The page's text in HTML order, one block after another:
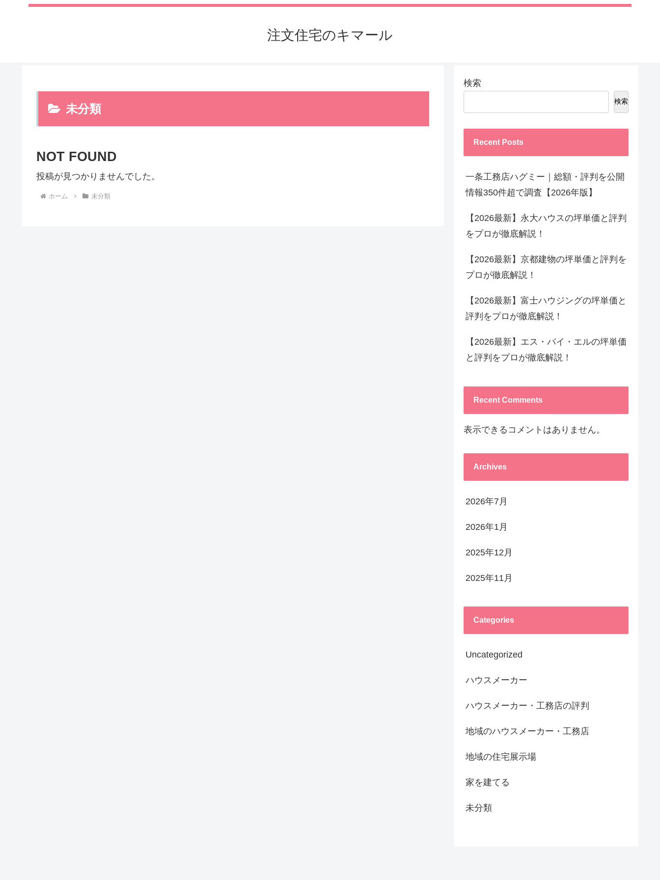
注文住宅のキマール
未分類
NOT FOUND
投稿が見つかりませんでした。
ホーム 未分類
検索
検索
Recent Posts
一条工務店ハグミー｜総額・評判を公開
情報350件超で調査【2026年版】
【2026最新】永大ハウスの坪単価と評判
をプロが徹底解説！
【2026最新】京都建物の坪単価と評判を
プロが徹底解説！
【2026最新】富士ハウジングの坪単価と
評判をプロが徹底解説！
【2026最新】エス・バイ・エルの坪単価
と評判をプロが徹底解説！
Recent Comments
表示できるコメントはありません。
Archives
2026年7月
2026年1月
2025年12月
2025年11月
Categories
Uncategorized
ハウスメーカー
ハウスメーカー・工務店の評判
地域のハウスメーカー・工務店
地域の住宅展示場
家を建てる
未分類